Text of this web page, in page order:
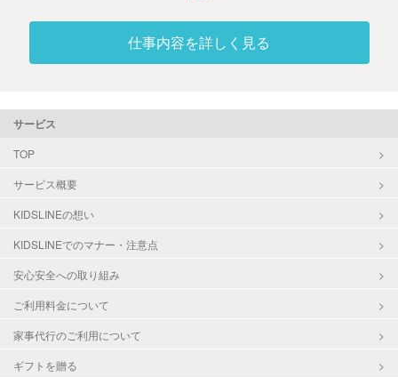
仕事内容を詳しく見る
サービス
TOP
サービス概要
KIDSLINEの想い
KIDSLINEでのマナー・注意点
安心安全への取り組み
ご利用料金について
家事代行のご利用について
ギフトを贈る